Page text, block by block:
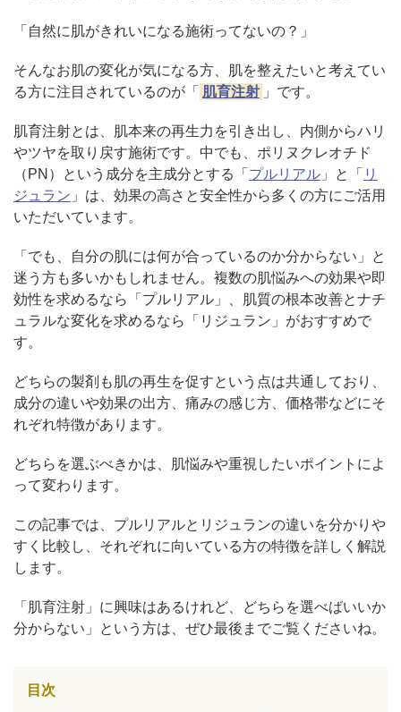
オンラインショップ
LINE予約 WEB予約
公式SNS
井畑 峰紀 医師 安形省吾 医師
「自然に肌がきれいになる施術ってないの？」
そんなお肌の変化が気になる方、肌を整えたいと考えてい
る方に注目されているのが「 肌育注射 」です。
肌育注射とは、肌本来の再生力を引き出し、内側からハリ
やツヤを取り戻す施術です。中でも、ポリヌクレオチド
（PN）という成分を主成分とする「 プルリアル 」と「 リ
ジュラン 」は、効果の高さと安全性から多くの方にご活用
いただいています。
「でも、自分の肌には何が合っているのか分からない」と
迷う方も多いかもしれません。複数の肌悩みへの効果や即
効性を求めるなら「プルリアル」、肌質の根本改善とナチ
ュラルな変化を求めるなら「リジュラン」がおすすめで
す。
どちらの製剤も肌の再生を促すという点は共通しており、
成分の違いや効果の出方、痛みの感じ方、価格帯などにそ
れぞれ特徴があります。
どちらを選ぶべきかは、肌悩みや重視したいポイントによ
って変わります。
この記事では、プルリアルとリジュランの違いを分かりや
すく比較し、それぞれに向いている方の特徴を詳しく解説
します。
「肌育注射」に興味はあるけれど、どちらを選べばいいか
分からない」という方は、ぜひ最後までご覧くださいね。
目次